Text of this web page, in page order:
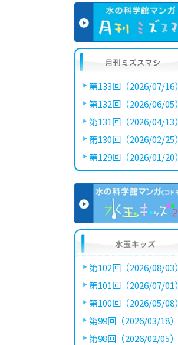
第133回（2026/07/16）
第132回（2026/06/05）
第131回（2026/04/13）
第130回（2026/02/25）
第129回（2026/01/20）
第102回（2026/08/03）
第101回（2026/07/01）
第100回（2026/05/08）
第99回（2026/03/18）
第98回（2026/02/05）